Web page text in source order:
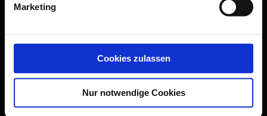
Marketing
Cookies zulassen
Nur notwendige Cookies